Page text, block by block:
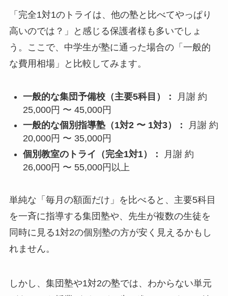
「完全1対1のトライは、他の塾と比べてやっぱり
高いのでは？」と感じる保護者様も多いでしょ
う。ここで、中学生が塾に通った場合の「一般的
な費用相場」と比較してみます。
一般的な集団予備校（主要5科目）：
月謝 約
25,000円 〜 45,000円
一般的な個別指導塾（1対2 〜 1対3）：
月謝 約
20,000円 〜 35,000円
個別教室のトライ（完全1対1）：
月謝 約
26,000円 〜 55,000円以上
単純な「毎月の額面だけ」を比べると、主要5科目
を一斉に指導する集団塾や、先生が複数の生徒を
同時に見る1対2の個別塾の方が安く見えるかもし
れません。
しかし、集団塾や1対2の塾では、わからない単元